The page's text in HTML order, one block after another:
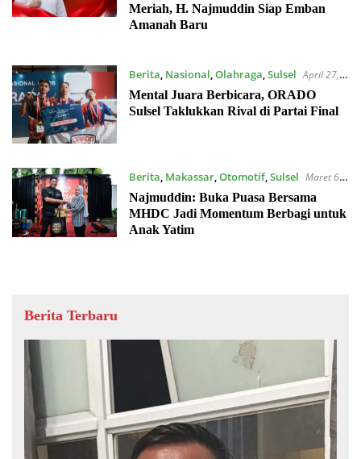
Meriah, H. Najmuddin Siap Emban
Amanah Baru
Berita Nasional Olahraga Sulsel April 27,
2026
Mental Juara Berbicara, ORADO
Sulsel Taklukkan Rival di Partai Final
Berita, Makassar,Otomotif,Sulsel Maret 6,
2026
Najmuddin: Buka Puasa Bersama
MHDC Jadi Momentum Berbagi untuk
Anak Yatim
Berita Terbaru